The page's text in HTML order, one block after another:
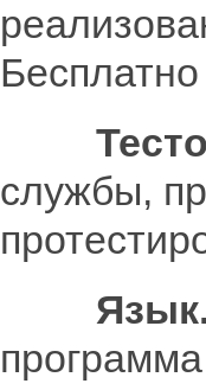
службы,
Язык.